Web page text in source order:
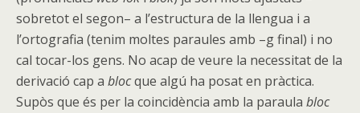
sobretot el segon– a l’estructura de la llengua i a
l’ortografia (tenim moltes paraules amb –g final) i no
cal tocar-los gens. No acap de veure la necessitat de la
derivació cap a blocque algú ha posat en pràctica.
Supòs que és per la coincidència amb la paraula bloc